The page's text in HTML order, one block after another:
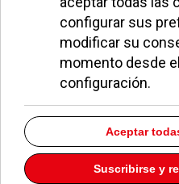
PILAR SARRO EDUCACIÓN 08